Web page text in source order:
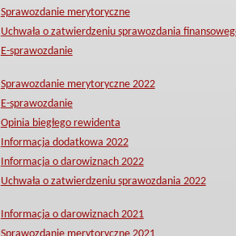
Sprawozdanie merytoryczne
Uchwała o zatwierdzeniu sprawozdania
E-sprawozdanie
Sprawozdanie merytoryczne 2022
E-sprawozdanie
Opinia biegłego rewidenta
Informacja dodatkowa 2022
Informacja o darowiznach 2022
Uchwała o zatwierdzeniu sprawozdania 2022
Informacja o darowiznach 2021